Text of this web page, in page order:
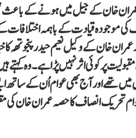
کہ عمران خان کے جیل میں ہونے کے
موجودہ قیادت کے باہمہ اختلافات کے
عمران خان کے وکیل نعیم حیدر
پر کوئی اثر نہیں پڑا ہے۔ وہ
تھے اور آج بھی عوام اُن کے ساتھ
عوام تحریک انصاف کا حصہ عمران خان